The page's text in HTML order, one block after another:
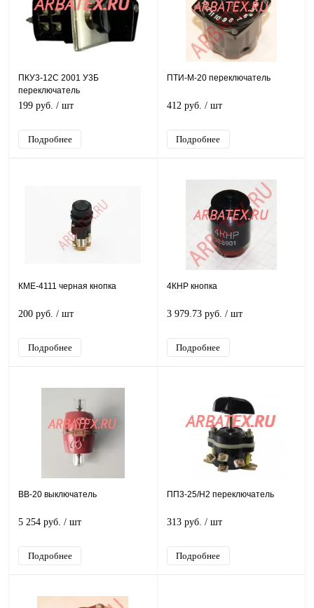
ПКУ3-12С 2001 У3Б
переключатель
199 руб. / шт
Подробнее
ПТИ-М-20 переключатель
412 руб. / шт
Подробнее
КМЕ-4111 черная кнопка
200 руб. / шт
Подробнее
4КНР кнопка
3 979.73 руб. / шт
Подробнее
ВВ-20 выключатель
5 254 руб. / шт
Подробнее
ПП3-25/Н2 переключатель
313 руб. / шт
Подробнее